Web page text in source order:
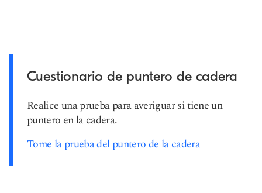
Cuestionario de puntero de cadera
Realice una prueba para averiguar si tiene un
puntero en la cadera.
Tome la prueba del puntero de la cadera